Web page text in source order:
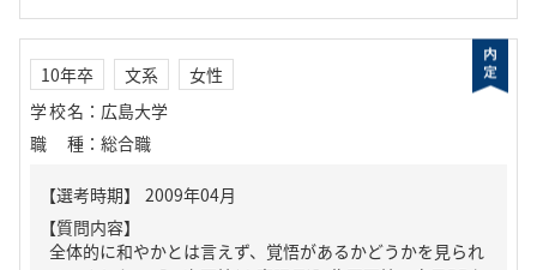
10年卒 文系
女性
学校名 ： 広島大学
職種 ： 総合職
【質問内容】
全体的に和やかとは言えず、覚悟があるかどうかを見られ